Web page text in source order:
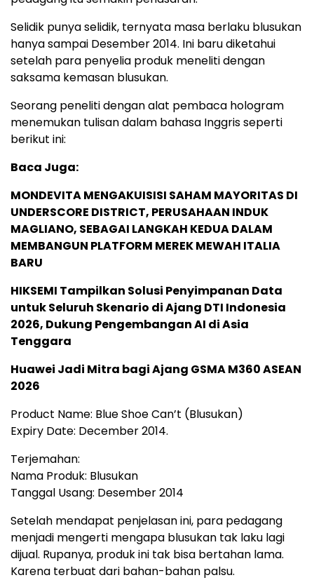
Selidik punya selidik, ternyata masa berlaku blusukan
hanya sampai Desember 2014. Ini baru diketahui
setelah para penyelia produk meneliti dengan
saksama kemasan blusukan.
Seorang peneliti dengan alat pembaca hologram
menemukan tulisan dalam bahasa Inggris seperti
berikut ini:
Baca Juga:
MONDEVITA MENGAKUISISI SAHAM MAYORITAS DI
UNDERSCORE DISTRICT, PERUSAHAAN INDUK
MAGLIANO, SEBAGAI LANGKAH KEDUA DALAM
MEMBANGUN PLATFORM MEREK MEWAH ITALIA
BARU
HIKSEMI Tampilkan Solusi Penyimpanan Data
untuk Seluruh Skenario di Ajang DTI Indonesia
2026, Dukung Pengembangan AI di Asia
Tenggara
Huawei Jadi Mitra bagi Ajang GSMA M360 ASEAN
2026
Product Name: Blue Shoe Can’t (Blusukan)
Expiry Date: December 2014.
Terjemahan:
Nama Produk: Blusukan
Tanggal Usang: Desember 2014
Setelah mendapat penjelasan ini, para pedagang
menjadi mengerti mengapa blusukan tak laku lagi
dijual. Rupanya, produk ini tak bisa bertahan lama.
Karena terbuat dari bahan-bahan palsu.